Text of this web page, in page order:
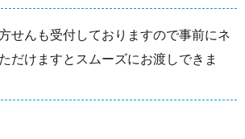
せんも受付しておりますので事前にネ
だけますとスムーズにお渡しできま